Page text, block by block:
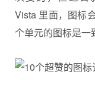
Vista 里面，图标
个单元的图标是一